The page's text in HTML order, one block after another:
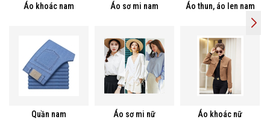
Áo khoác nam Áo sơ mi nam Áo thun, áo len nam
Quần nam Áo sơ mi nữ Áo khoác nữ